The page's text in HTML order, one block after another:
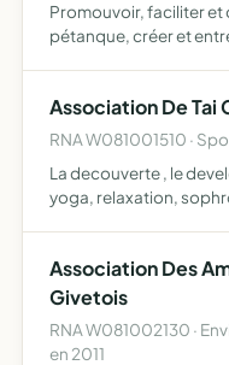
Promouvoir, faciliter et
pétanque, créer et
Association De Tai
RNA W081001510 ·
La decouverte , le
yoga, relaxation,
Association Des
Givetois
RNA W081002130 ·
en 2011